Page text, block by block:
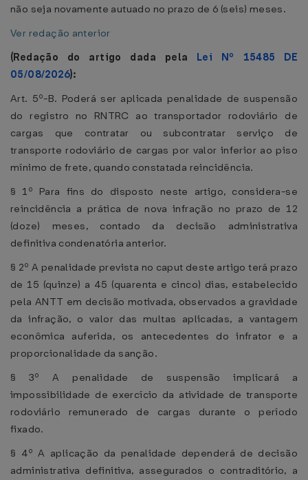
não seja novamente autuado no prazo de 6 (seis) meses.
Ver redação anterior
(Redação do artigo dada pela Lei Nº 15485 DE
05/08/2026):
Art. 5º-B. Poderá ser aplicada penalidade de suspensão
do registro no RNTRC ao transportador rodoviário de
cargas que contratar ou subcontratar serviço de
transporte rodoviário de cargas por valor inferior ao piso
mínimo de frete, quando constatada reincidência.
§ 1º Para fins do disposto neste artigo, considera-se
reincidência a prática de nova infração no prazo de 12
(doze) meses, contado da decisão administrativa
definitiva condenatória anterior.
§ 2º A penalidade prevista no caput deste artigo terá prazo
de 15 (quinze) a 45 (quarenta e cinco) dias, estabelecido
pela ANTT em decisão motivada, observados a gravidade
da infração, o valor das multas aplicadas, a vantagem
econômica auferida, os antecedentes do infrator e a
proporcionalidade da sanção.
§ 3º A penalidade de suspensão implicará a
impossibilidade de exercício da atividade de transporte
rodoviário remunerado de cargas durante o período
fixado.
§ 4º A aplicação da penalidade dependerá de decisão
administrativa definitiva, assegurados o contraditório, a